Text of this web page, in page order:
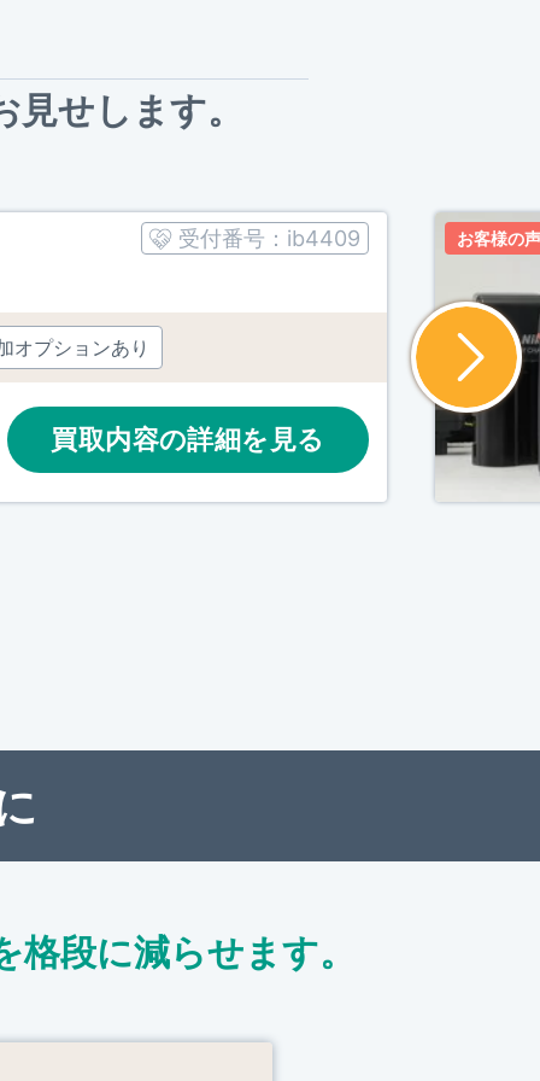
見せします。
受付番号： ib4409
オプションあり
買取内容の詳細を見る
お客様の
格段に減らせます。